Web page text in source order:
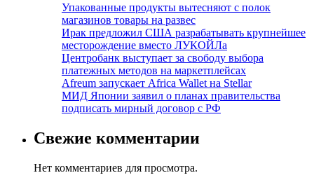
Упакованные продукты вытесняют с полок
магазинов товары на развес
Ирак предложил США разрабатывать крупнейшее
месторождение вместо ЛУКОЙЛа
Центробанк выступает за свободу выбора
платежных методов на маркетплейсах
Afreum запускает Africa Wallet на Stellar
МИД Японии заявил о планах правительства
подписать мирный договор с РФ
Свежие комментарии
Нет комментариев для просмотра.